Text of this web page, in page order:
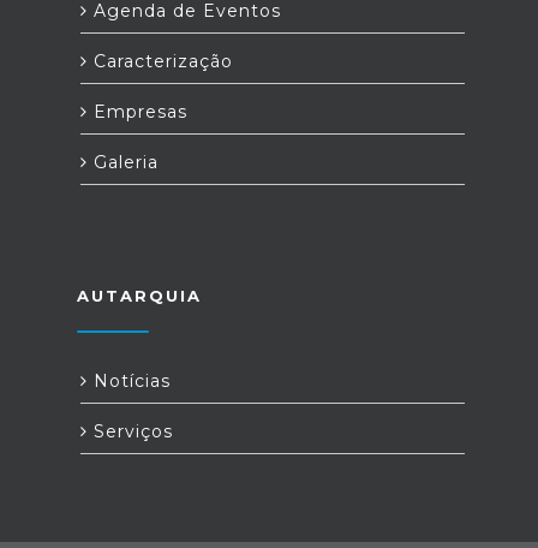
Agenda de Eventos
Caracterização
Empresas
Galeria
AUTARQUIA
Notícias
Serviços